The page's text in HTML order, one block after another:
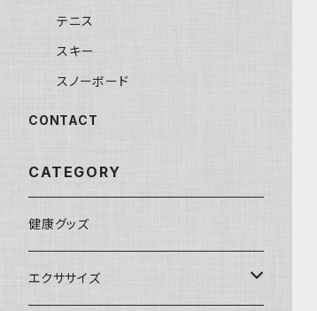
テニス
スキー
スノーボード
CONTACT
CATEGORY
健康グッズ
エクササイズ